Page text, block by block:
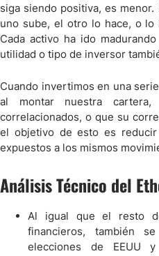
siga siendo positiva, es
uno sube, el otro lo hace, o lo
Cada activo ha ido
utilidad o tipo de inversor
Cuando invertimos en una
al montar nuestra
correlacionados, o que su
el objetivo de esto es
expuestos a los mismos
Análisis Técnico del
Al igual que el resto
financieros, también
elecciones de EEUU